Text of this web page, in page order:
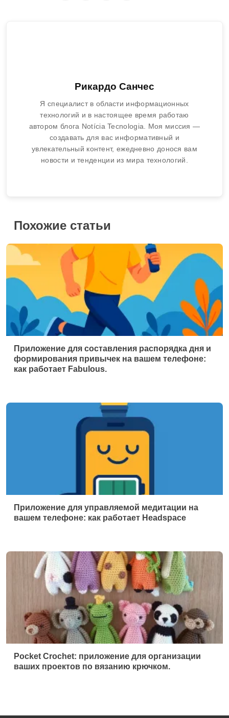
Рикардо Санчес
Я специалист в области информационных
технологий и в настоящее время работаю
автором блога Notícia Tecnologia. Моя миссия —
создавать для вас информативный и
увлекательный контент, ежедневно донося вам
новости и тенденции из мира технологий.
Похожие статьи
Приложение для составления распорядка дня и
формирования привычек на вашем телефоне:
как работает Fabulous.
Приложение для управляемой медитации на
вашем телефоне: как работает Headspace
Pocket Crochet: приложение для организации
ваших проектов по вязанию крючком.